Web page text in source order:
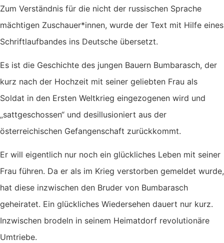
Zum Verständnis für die nicht der russischen Sprache
mächtigen Zuschauer*innen, wurde der Text mit Hilfe eines
Schriftlaufbandes ins Deutsche übersetzt.
Es ist die Geschichte des jungen Bauern Bumbarasch, der
kurz nach der Hochzeit mit seiner geliebten Frau als
Soldat in den Ersten Weltkrieg eingezogenen wird und
„sattgeschossen“ und desillusioniert aus der
österreichischen Gefangenschaft zurückkommt.
Er will eigentlich nur noch ein glückliches Leben mit seiner
Frau führen. Da er als im Krieg verstorben gemeldet wurde,
hat diese inzwischen den Bruder von Bumbarasch
geheiratet. Ein glückliches Wiedersehen dauert nur kurz.
Inzwischen brodeln in seinem Heimatdorf revolutionäre
Umtriebe.